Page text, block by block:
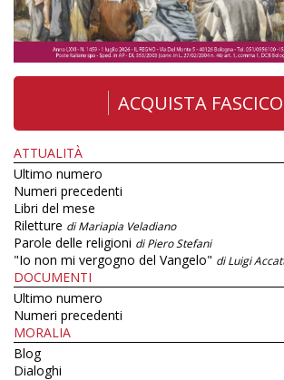
ACQUISTA
ATTUALITÀ
Ultimo numero
Numeri precedenti
Libri del mese
Riletture di Mariapia Veladiano
Parole delle religioni di Piero Stefani
"Io non mi vergogno del Vangelo" di Luigi
DOCUMENTI
Ultimo numero
Numeri precedenti
MORALIA
Blog
Dialoghi